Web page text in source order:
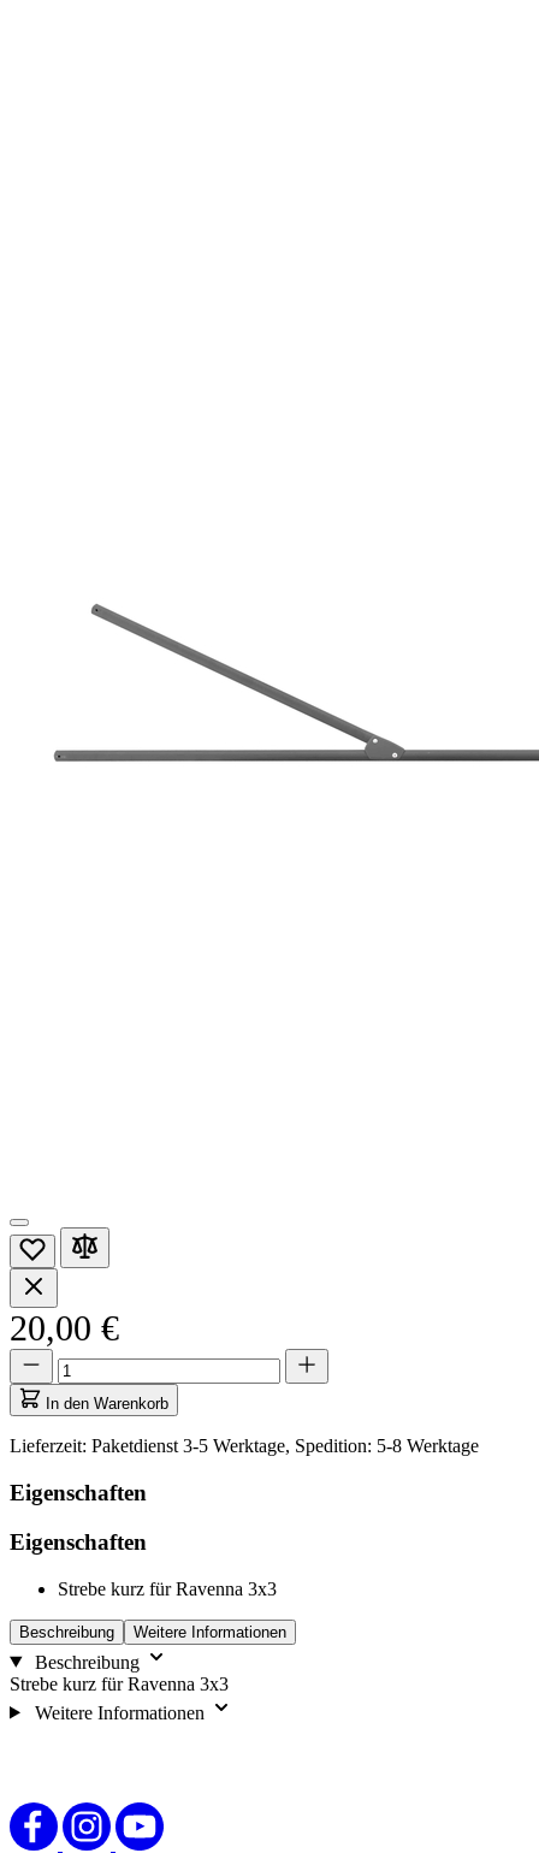
20,00 €
Menge
aktualisiert
auf
1
Menge
In den Warenkorb
Lieferzeit: Paketdienst 3-5 Werktage, Spedition: 5-8 Werktage
Eigenschaften
Eigenschaften
Strebe kurz für Ravenna 3x3
Beschreibung Weitere Informationen
Beschreibung
Strebe kurz für Ravenna 3x3
Weitere Informationen